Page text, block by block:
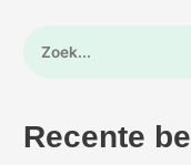
n
Recente